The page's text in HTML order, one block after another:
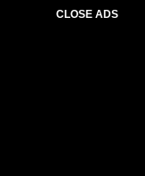
CLOSE ADS